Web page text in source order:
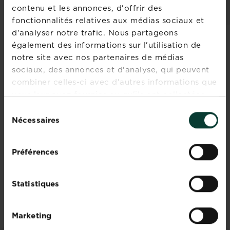
contenu et les annonces, d'offrir des
fonctionnalités relatives aux médias sociaux et
d'analyser notre trafic. Nous partageons
également des informations sur l'utilisation de
notre site avec nos partenaires de médias
sociaux, des annonces et d'analyse, qui peuvent
combiner celles-ci avec d'autres informations que
vous leur avez fournies ou qu'ils ont collectées
duNécessaires
Préférences
Statistiques
Marketing
revendeurs et les
stocks
Rejoignez la
newsletter La